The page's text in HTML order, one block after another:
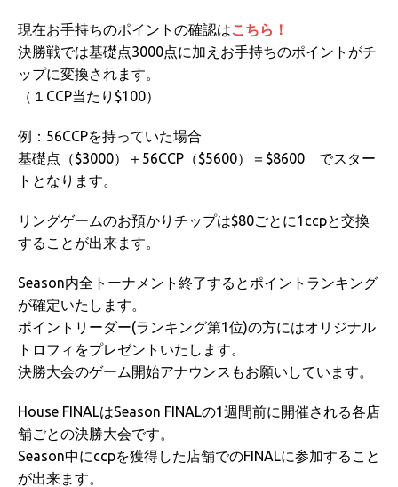
現在お手持ちのポイントの確認はこちら！
決勝戦では基礎点3000点に加えお手持ちのポイントがチ
ップに変換されます。
（１CCP当たり$100）
例：56CCPを持っていた場合
基礎点（$3000）＋56CCP（$5600）＝$8600 でスター
トとなります。
リングゲームのお預かりチップは$80ごとに1ccpと交換
することが出来ます。
Season内全トーナメント終了するとポイントランキング
が確定いたします。
ポイントリーダー(ランキング第1位)の方にはオリジナル
トロフィをプレゼントいたします。
決勝大会のゲーム開始アナウンスもお願いしています。
House FINALはSeason FINALの1週間前に開催される各店
舗ごとの決勝大会です。
Season中にccpを獲得した店舗でのFINALに参加すること
が出来ます。